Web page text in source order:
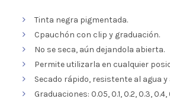
Tinta negra pigmentada.
Cpauchón con clip y graduación.
No se seca, aún dejandola abierta.
Permite utilizarla en cualquier
Secado rápido, resistente al agua y
Graduaciones: 0.05, 0.1, 0.2, 0.3, 0.4,